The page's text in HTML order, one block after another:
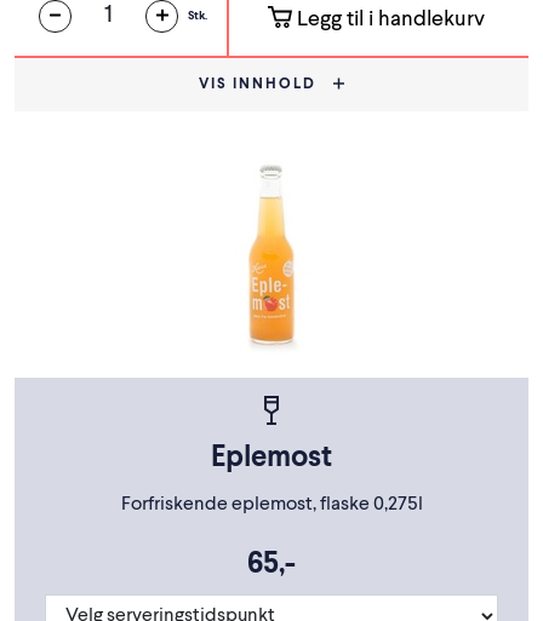
Stk. Legg til i handlekurv
VIS INNHOLD
Eplemost
Forfriskende eplemost, flaske 0,275l
65,-